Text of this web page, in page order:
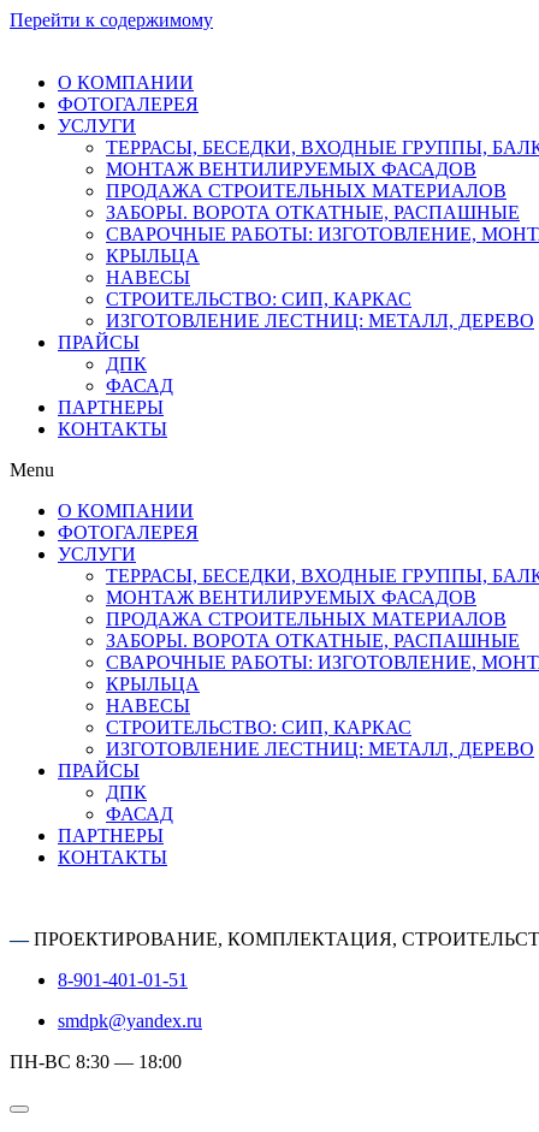
Перейти к содержимому
О КОМПАНИИ
ФОТОГАЛЕРЕЯ
УСЛУГИ
ТЕРРАСЫ, БЕСЕДКИ, ВХОДНЫЕ ГРУППЫ,
МОНТАЖ ВЕНТИЛИРУЕМЫХ ФАСАДОВ
ПРОДАЖА СТРОИТЕЛЬНЫХ МАТЕРИАЛОВ
ЗАБОРЫ. ВОРОТА ОТКАТНЫЕ, РАСПАШНЫЕ
СВАРОЧНЫЕ РАБОТЫ: ИЗГОТОВЛЕНИЕ,
КРЫЛЬЦА
НАВЕСЫ
СТРОИТЕЛЬСТВО: СИП, КАРКАС
ИЗГОТОВЛЕНИЕ ЛЕСТНИЦ: МЕТАЛЛ, ДЕРЕВО
ПРАЙСЫ
ДПК
ФАСАД
ПАРТНЕРЫ
КОНТАКТЫ
Menu
О КОМПАНИИ
ФОТОГАЛЕРЕЯ
УСЛУГИ
ТЕРРАСЫ, БЕСЕДКИ, ВХОДНЫЕ ГРУППЫ,
МОНТАЖ ВЕНТИЛИРУЕМЫХ ФАСАДОВ
ПРОДАЖА СТРОИТЕЛЬНЫХ МАТЕРИАЛОВ
ЗАБОРЫ. ВОРОТА ОТКАТНЫЕ, РАСПАШНЫЕ
СВАРОЧНЫЕ РАБОТЫ: ИЗГОТОВЛЕНИЕ,
КРЫЛЬЦА
НАВЕСЫ
СТРОИТЕЛЬСТВО: СИП, КАРКАС
ИЗГОТОВЛЕНИЕ ЛЕСТНИЦ: МЕТАЛЛ, ДЕРЕВО
ПРАЙСЫ
ДПК
ФАСАД
ПАРТНЕРЫ
КОНТАКТЫ
—ПРОЕКТИРОВАНИЕ, КОМПЛЕКТАЦИЯ,
8-901-401-01-51
smdpk@yandex.ru
ПН-ВС 8:30 — 18:00